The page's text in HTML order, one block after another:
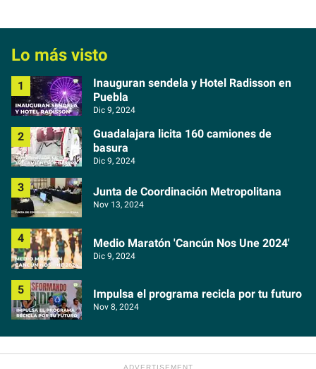
Lo más visto
Inauguran sendela y Hotel Radisson en
Puebla
Dic 9, 2024
Guadalajara licita 160 camiones de
basura
Dic 9, 2024
Junta de Coordinación Metropolitana
Nov 13, 2024
Medio Maratón 'Cancún Nos Une 2024'
Dic 9, 2024
Impulsa el programa recicla por tu futuro
Nov 8, 2024